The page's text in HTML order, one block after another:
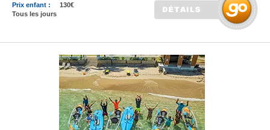
Prix enfant :
130€
Tous les jours